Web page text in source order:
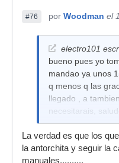
#76 por Woodman el
electro101
bueno pues yo
mandao ya unos
q menos q las
llegado , a
necesitarais,
La verdad es que los
la antorchita y seguir la
manuales..........